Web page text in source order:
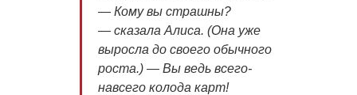
— Кому вы страшны?
— сказала Алиса. (Она уже
выросла до своего обычного
роста.) — Вы ведь всего-
навсего колода карт!